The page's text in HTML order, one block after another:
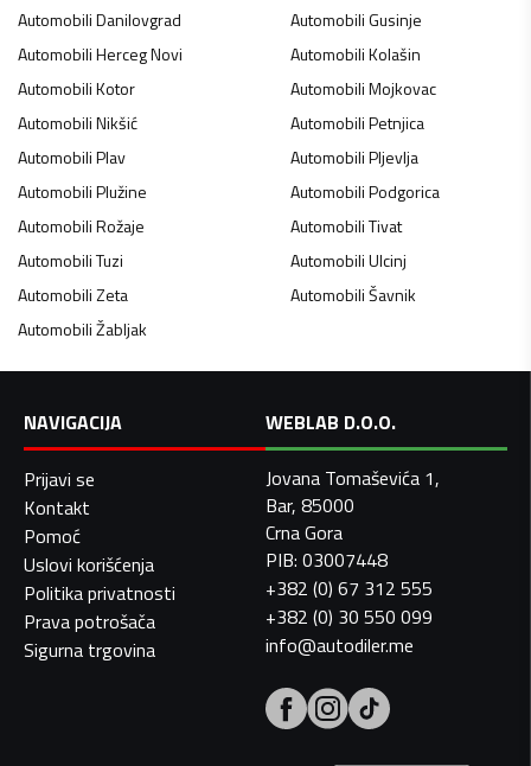
AutomobiliDanilovgrad AutomobiliGusinje
AutomobiliHerceg Novi AutomobiliKolašin
AutomobiliKotor AutomobiliMojkovac
AutomobiliNikšić AutomobiliPetnjica
AutomobiliPlav AutomobiliPljevlja
AutomobiliPlužine AutomobiliPodgorica
AutomobiliRožaje AutomobiliTivat
AutomobiliTuzi AutomobiliUlcinj
AutomobiliZeta AutomobiliŠavnik
AutomobiliŽabljak
NAVIGACIJA
Prijavi se
Kontakt
Pomoć
Uslovi korišćenja
Politika privatnosti
Prava potrošača
Sigurna trgovina
WEBLAB D.O.O.
Jovana Tomaševića 1,
Bar, 85000
Crna Gora
PIB: 03007448
+382 (0) 67 312 555
+382 (0) 30 550 099
info@autodiler.me